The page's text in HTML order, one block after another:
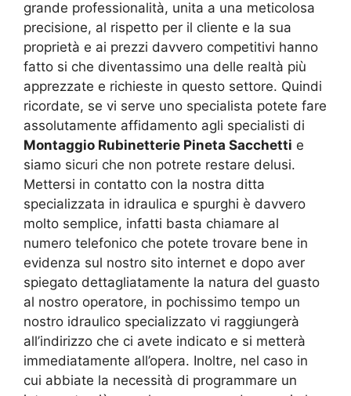
grande professionalità, unita a una meticolosa
precisione, al rispetto per il cliente e la sua
proprietà e ai prezzi davvero competitivi hanno
fatto si che diventassimo una delle realtà più
apprezzate e richieste in questo settore. Quindi
ricordate, se vi serve uno specialista potete fare
assolutamente affidamento agli specialisti di
Montaggio Rubinetterie Pineta Sacchetti e
siamo sicuri che non potrete restare delusi.
Mettersi in contatto con la nostra ditta
specializzata in idraulica e spurghi è davvero
molto semplice, infatti basta chiamare al
numero telefonico che potete trovare bene in
evidenza sul nostro sito internet e dopo aver
spiegato dettagliatamente la natura del guasto
al nostro operatore, in pochissimo tempo un
nostro idraulico specializzato vi raggiungerà
all’indirizzo che ci avete indicato e si metterà
immediatamente all’opera. Inoltre, nel caso in
cui abbiate la necessità di programmare un